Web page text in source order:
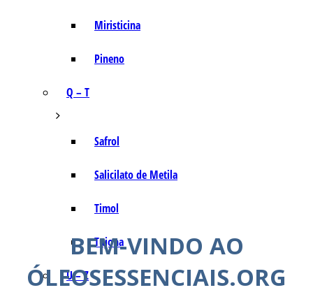
Miristicina
Pineno
Q – T
Safrol
Salicilato de Metila
Timol
Tujona
U – Z
BEM-VINDO AO
ÓLEOSESSENCIAIS.ORG